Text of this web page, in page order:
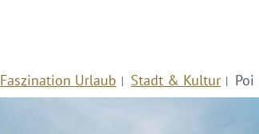
Urlaub Stadt & Kultur Poi